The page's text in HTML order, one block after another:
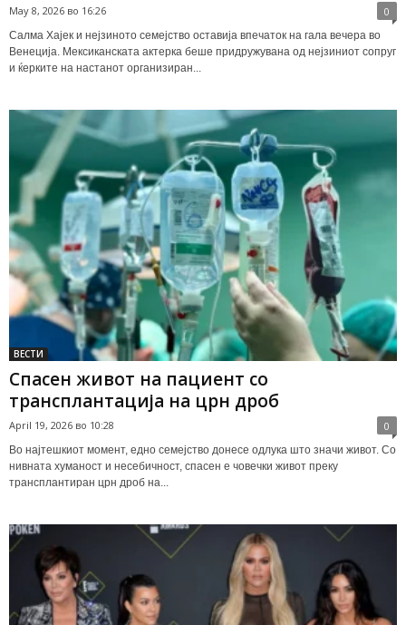
May 8, 2026 во 16:26 0
Салма Хајек и нејзиното семејство оставија впечаток на гала вечера во
Венеција. Мексиканската актерка беше придружувана од нејзиниот сопруг
и ќерките на настанот организиран...
ВЕСТИ
Спасен живот на пациент со
трансплантација на црн дроб
April 19, 2026 во 10:28 0
Во најтешкиот момент, едно семејство донесе одлука што значи живот. Со
нивната хуманост и несебичност, спасен е човечки живот преку
трансплантиран црн дроб на...